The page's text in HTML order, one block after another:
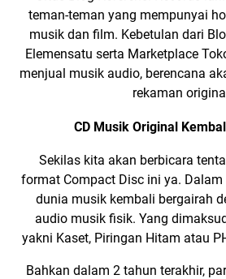
teman-teman yang mempunyai
musik dan film. Kebetulan dari
Elemensatu serta Marketplace
menjual musik audio, berencana
rekaman
CD Musik Original
Sekilas kita akan berbicara
format Compact Disc ini ya.
dunia musik kembali bergairah
audio musik fisik. Yang
yakni Kaset, Piringan Hitam atau
Bahkan dalam 2 tahun terakhir,